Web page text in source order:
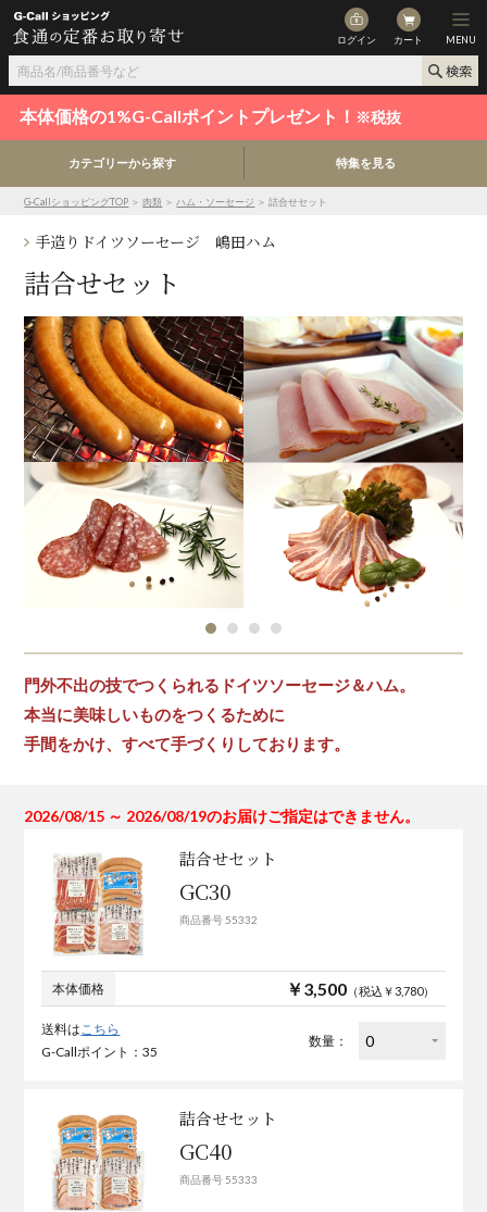
ログイン カート MENU
本体価格の1%G-Callポイントプレゼント！ ※税抜
カテゴリーから探す 特集を見る
G-CallショッピングTOP ＞肉類 ＞ ハム・ソーセージ ＞ 詰合せセット
手造りドイツソーセージ 嶋田ハム
詰合せセット
門外不出の技でつくられるドイツソーセージ＆ハム。
本当に美味しいものをつくるために
手間をかけ、すべて手づくりしております。
2026/08/15 ～ 2026/08/19のお届けご指定はできません。
詰合せセット
GC30
商品番号 55332
本体価格 ￥3,500（税込￥3,780）
送料はこちら
G-Callポイント：35
数量：
詰合せセット
GC40
商品番号 55333